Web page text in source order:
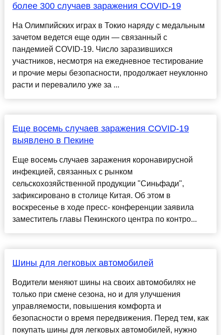
более 300 случаев заражения COVID-19
На Олимпийских играх в Токио наряду с медальным
зачетом ведется еще один — связанный с
пандемией COVID-19. Число заразившихся
участников, несмотря на ежедневное тестирование
и прочие меры безопасности, продолжает неуклонно
расти и перевалило уже за ...
Еще восемь случаев заражения COVID-19
выявлено в Пекине
Еще восемь случаев заражения коронавирусной
инфекцией, связанных с рынком
сельскохозяйственной продукции "Синьфади",
зафиксировано в столице Китая. Об этом в
воскресенье в ходе пресс- конференции заявила
заместитель главы Пекинского центра по контро...
Шины для легковых автомобилей
Водители меняют шины на своих автомобилях не
только при смене сезона, но и для улучшения
управляемости, повышения комфорта и
безопасности о время передвижения. Перед тем, как
покупать шины для легковых автомобилей, нужно